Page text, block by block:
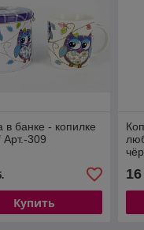
в банке - копилке
309
Купить
16